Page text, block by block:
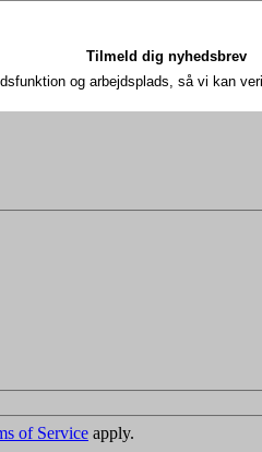
Tilmeld dig nyhedsbrev
og arbejdsplads, så vi kan
of Service apply.